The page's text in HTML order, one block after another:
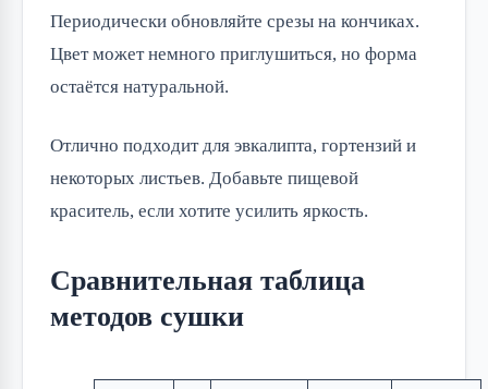
Периодически обновляйте срезы на кончиках.
Цвет может немного приглушиться, но форма
остаётся натуральной.
Отлично подходит для эвкалипта, гортензий и
некоторых листьев. Добавьте пищевой
краситель, если хотите усилить яркость.
Сравнительная таблица
методов сушки